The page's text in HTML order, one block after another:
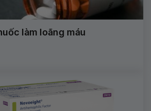
làm loãng máu